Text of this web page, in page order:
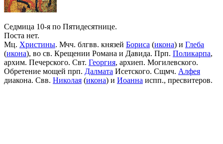
Седмица 10-я по Пятидесятнице.
Поста нет.
Мц. Христины. Мчч. блгвв. князей Бориса (икона) и Глеба
(икона), во св. Крещении Романа и Давида. Прп. Поликарпа,
архим. Печерского. Свт. Георгия, архиеп. Могилевского.
Обретение мощей прп. Далмата Исетского. Сщмч. Алфея
диакона. Свв. Николая (икона) и Иоанна испп., пресвитеров.